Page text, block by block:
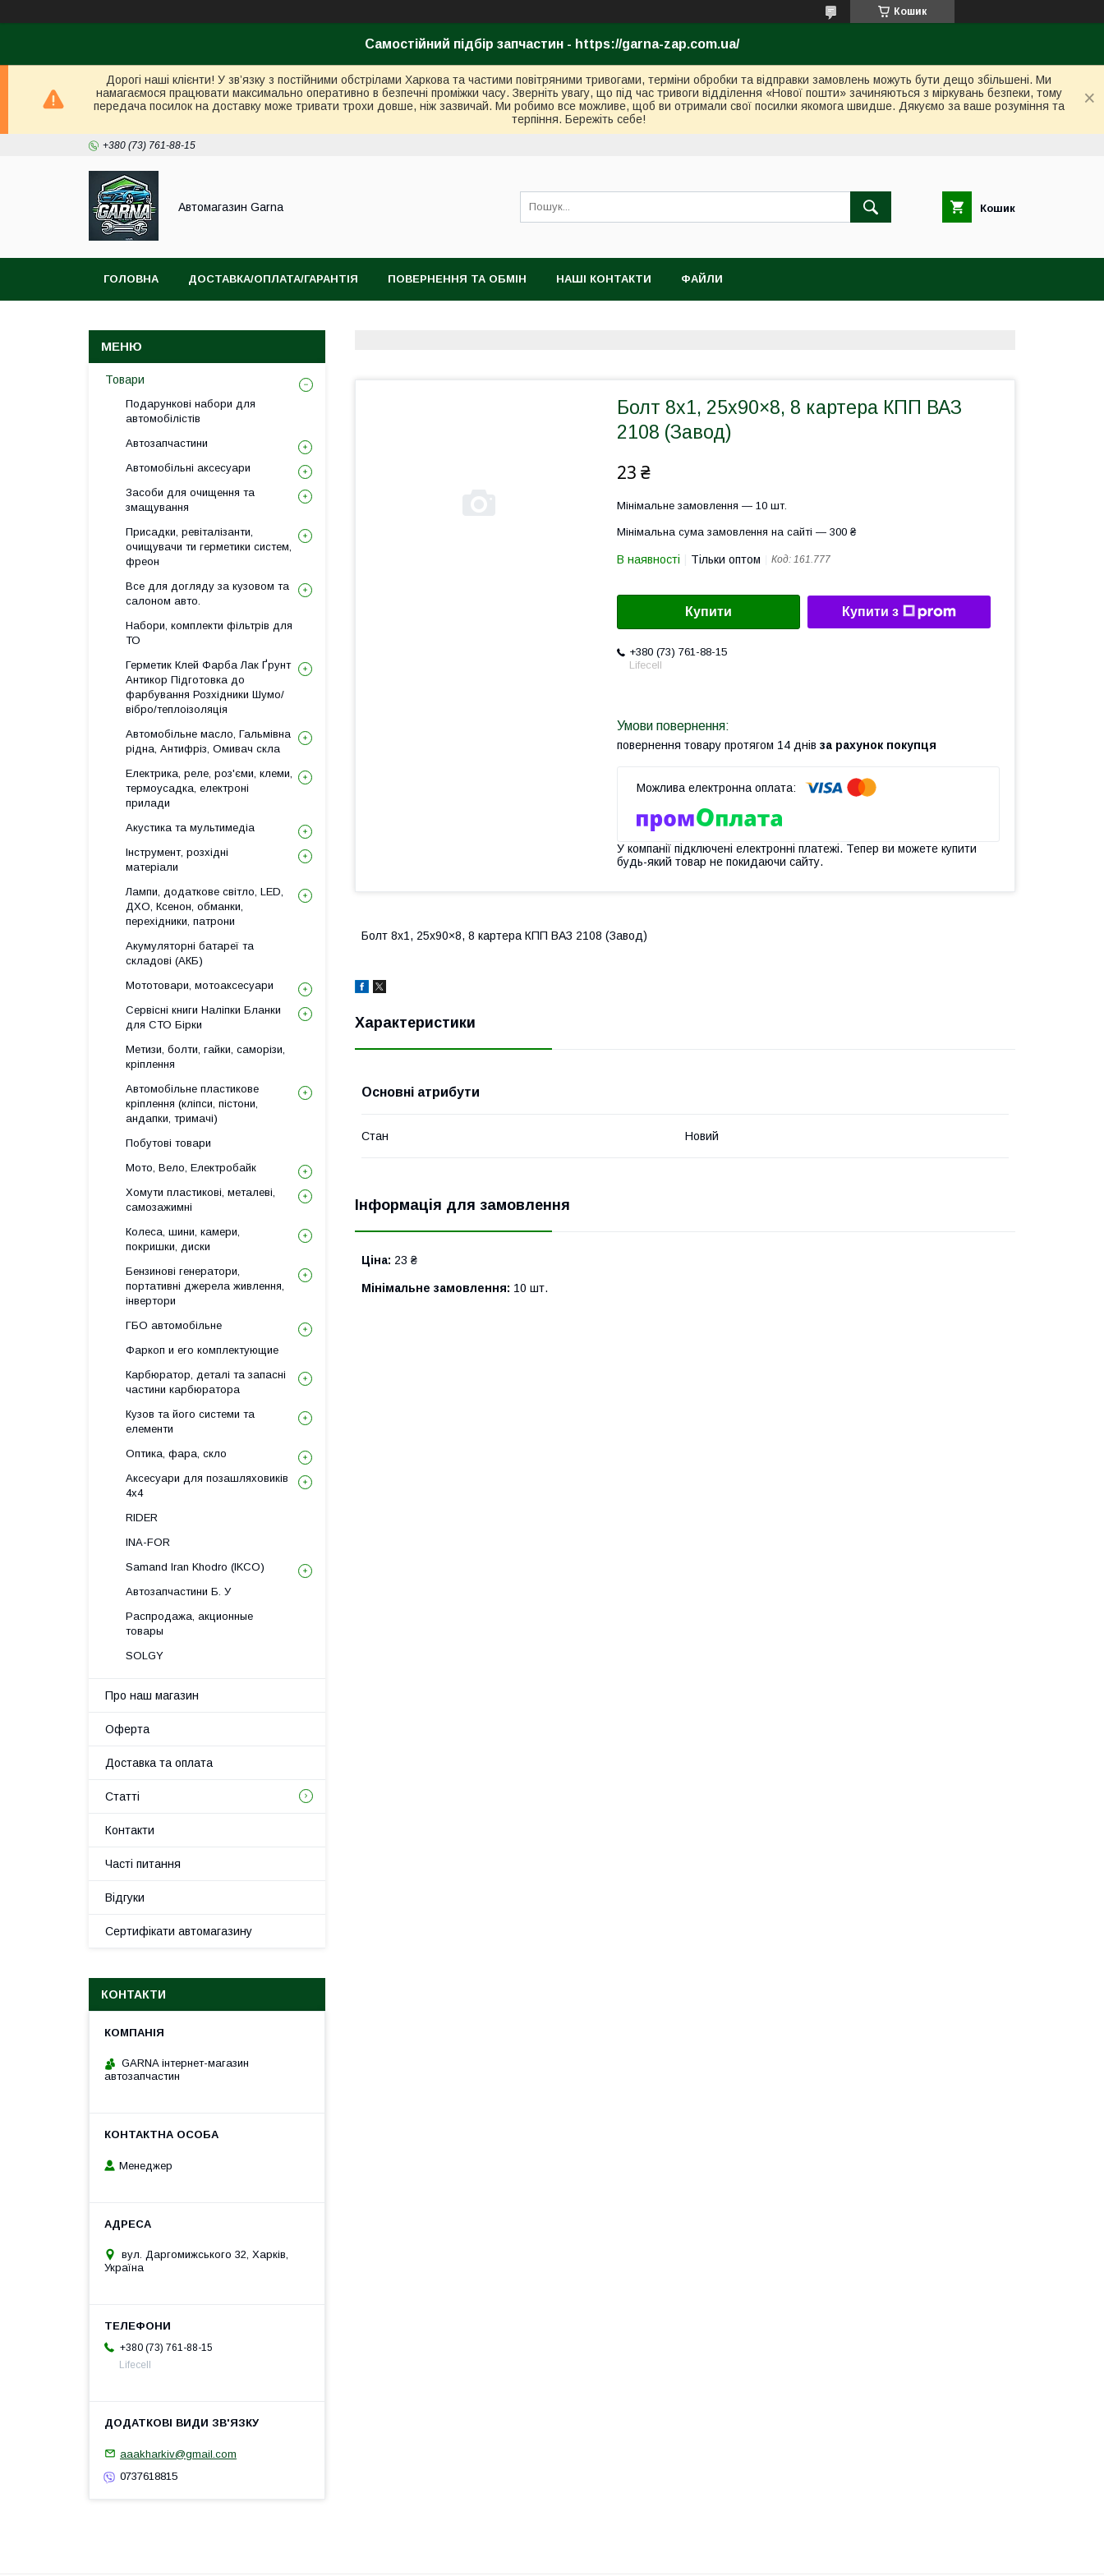
Кошик
Самостійний підбір запчастин - https://garna-zap.com.ua/
Дорогі наші клієнти! У зв’язку з постійними обстрілами Харкова та частими повітряними тривогами, терміни обробки та відправки замовлень можуть бути дещо збільшені. Ми
намагаємося працювати максимально оперативно в безпечні проміжки часу. Зверніть увагу, що під час тривоги відділення «Нової пошти» зачиняються з міркувань безпеки, тому
передача посилок на доставку може тривати трохи довше, ніж зазвичай. Ми робимо все можливе, щоб ви отримали свої посилки якомога швидше. Дякуємо за ваше розуміння та
терпіння. Бережіть себе!
+380 (73) 761-88-15
Автомагазин Garna Кошик
ГОЛОВНА ДОСТАВКА/ОПЛАТА/ГАРАНТІЯ ПОВЕРНЕННЯ ТА ОБМІН НАШІ КОНТАКТИ ФАЙЛИ
Болт 8х1, 25х90×8, 8 картера КПП ВАЗ
2108 (Завод)
23 ₴
Мінімальне замовлення — 10 шт.
Мінімальна сума замовлення на сайті — 300 ₴
В наявності Тільки оптом Код: 161.777
Купити Купити з
+380 (73) 761-88-15
Lifecell
повернення товару протягом 14 днів за рахунок покупця
У компанії підключені електронні платежі. Тепер ви можете купити
будь-який товар не покидаючи сайту.
Болт 8х1, 25х90×8, 8 картера КПП ВАЗ 2108 (Завод)
Характеристики
Основні атрибути
Стан Новий
Інформація для замовлення
Ціна: 23 ₴
Мінімальне замовлення: 10 шт.
Товари
Подарункові набори для
автомобілістів
Автозапчастини
Автомобільні аксесуари
Засоби для очищення та
змащування
Присадки, ревіталізанти,
очищувачи ти герметики систем,
фреон
Все для догляду за кузовом та
салоном авто.
Набори, комплекти фільтрів для
ТО
Герметик Клей Фарба Лак Ґрунт
Антикор Підготовка до
фарбування Розхідники Шумо/
вібро/теплоізоляція
Автомобільне масло, Гальмівна
рідна, Антифріз, Омивач скла
Електрика, реле, роз'єми, клеми,
термоусадка, електроні
прилади
Акустика та мультимедіа
Інструмент, розхідні
матеріали
Лампи, додаткове світло, LED,
ДХО, Ксенон, обманки,
перехідники, патрони
Акумуляторні батареї та
складові (АКБ)
Мототовари, мотоаксесуари
Сервісні книги Наліпки Бланки
для СТО Бірки
Метизи, болти, гайки, саморізи,
кріплення
Автомобільне пластикове
кріплення (кліпси, пістони,
андапки, тримачі)
Побутові товари
Мото, Вело, Електробайк
Хомути пластикові, металеві,
самозажимні
Колеса, шини, камери,
покришки, диски
Бензинові генератори,
портативні джерела живлення,
інвертори
ГБО автомобільне
Фаркоп и его комплектующие
Карбюратор, деталі та запасні
частини карбюратора
Кузов та його системи та
елементи
Оптика, фара, скло
Аксесуари для позашляховиків
4х4
RIDER
INA-FOR
Samand Iran Khodro (IKCO)
Автозапчастини Б. У
Распродажа, акционные
товары
SOLGY
Про наш магазин
Оферта
Доставка та оплата
Статті
Контакти
Часті питання
Відгуки
Сертифікати автомагазину
КОНТАКТИ
GARNA інтернет-магазин
автозапчастин
Менеджер
вул. Даргомижського 32, Харків,
Україна
+380 (73) 761-88-15
Lifecell
aaakharkiv@gmail.com
0737618815